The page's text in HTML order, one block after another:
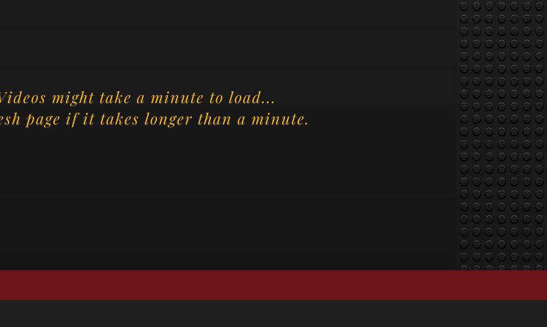
might take a minute to load...
page if it takes longer than a minute.